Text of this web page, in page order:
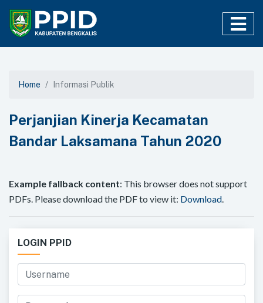
Home Informasi Publik
Perjanjian Kinerja Kecamatan
Bandar Laksamana Tahun 2020
Example fallback content: This browser does not support
PDFs. Please download the PDF to view it: Download.
LOGIN PPID